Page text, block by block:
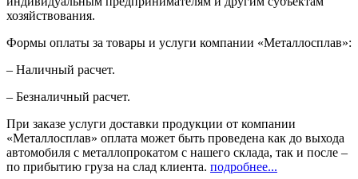
хозяйствования.
Формы оплаты за товары и услуги компании «Металлосплав»:
– Наличный расчет.
– Безналичный расчет.
При заказе услуги доставки продукции от компании
«Металлосплав» оплата может быть проведена как до выхода
автомобиля с металлопрокатом с нашего склада, так и после –
по прибытию груза на слад клиента. подробнее...